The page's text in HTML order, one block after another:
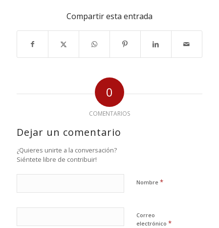
Compartir esta entrada
0
COMENTARIOS
Dejar un comentario
¿Quieres unirte a la conversación?
Siéntete libre de contribuir!
Nombre *
Correo
electrónico *